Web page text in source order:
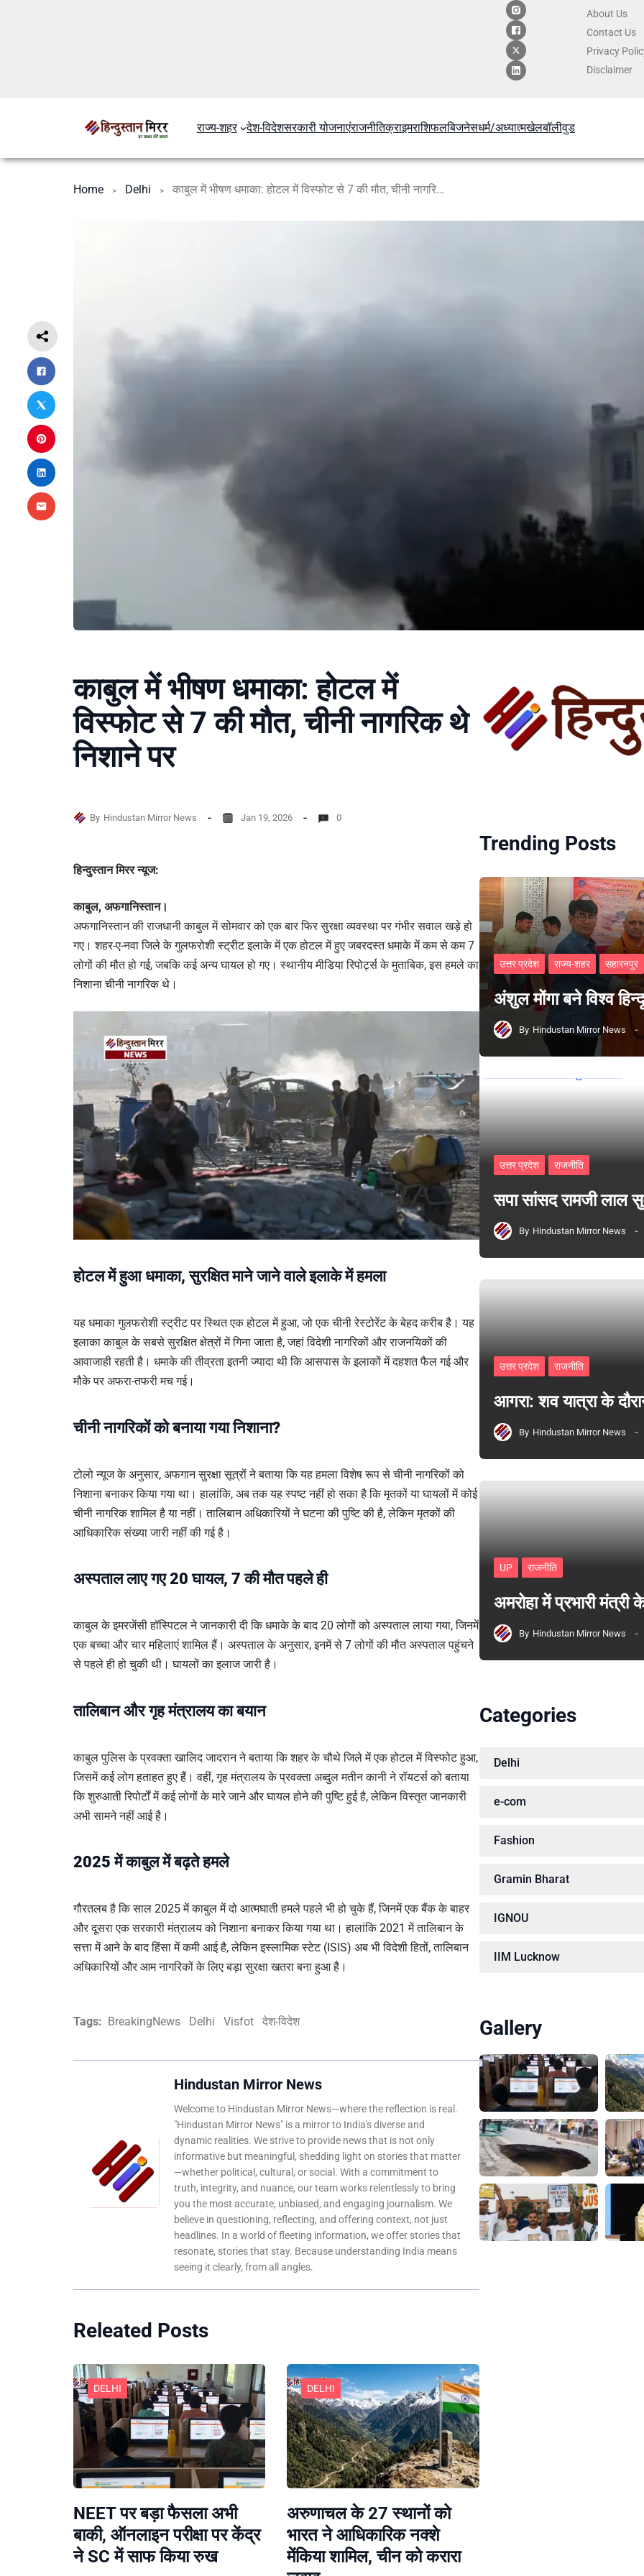
About Us
Contact Us
Privacy
Disclaimer
राज्य-शहर देश-विदेशसरकारी योजनाएंराजनीतिक्राइमराशिफलबिजनेसधर्म/अध्यात्मखेलबॉलीवुड
Home Delhi काबुल में भीषण धमाका: होटल में विस्फोट से 7 की मौत, चीनी नागरिक थे निशाने पर
काबुल में भीषण धमाका: होटल में
विस्फोट से 7 की मौत, चीनी नागरिक थे
निशाने पर
By Hindustan Mirror News Jan 19, 2026 0
हिन्दुस्तान मिरर न्यूज:
काबुल, अफगानिस्तान।
अफगानिस्तान की राजधानी काबुल में सोमवार को एक बार फिर सुरक्षा व्यवस्था पर गंभीर सवाल खड़े हो
गए। शहर-ए-नवा जिले के गुलफरोशी स्ट्रीट इलाके में एक होटल में हुए जबरदस्त धमाके में कम से कम 7
लोगों की मौत हो गई, जबकि कई अन्य घायल हो गए। स्थानीय मीडिया रिपोर्ट्स के मुताबिक, इस हमले का
निशाना चीनी नागरिक थे।
होटल में हुआ धमाका, सुरक्षित माने जाने वाले इलाके में हमला
यह धमाका गुलफरोशी स्ट्रीट पर स्थित एक होटल में हुआ, जो एक चीनी रेस्टोरेंट के बेहद करीब है। यह
इलाका काबुल के सबसे सुरक्षित क्षेत्रों में गिना जाता है, जहां विदेशी नागरिकों और राजनयिकों की
आवाजाही रहती है। धमाके की तीव्रता इतनी ज्यादा थी कि आसपास के इलाकों में दहशत फैल गई और
मौके पर अफरा-तफरी मच गई।
चीनी नागरिकों को बनाया गया निशाना?
टोलो न्यूज के अनुसार, अफगान सुरक्षा सूत्रों ने बताया कि यह हमला विशेष रूप से चीनी नागरिकों को
निशाना बनाकर किया गया था। हालांकि, अब तक यह स्पष्ट नहीं हो सका है कि मृतकों या घायलों में कोई
चीनी नागरिक शामिल है या नहीं। तालिबान अधिकारियों ने घटना की पुष्टि की है, लेकिन मृतकों की
आधिकारिक संख्या जारी नहीं की गई है।
अस्पताल लाए गए 20 घायल, 7 की मौत पहले ही
काबुल के इमरजेंसी हॉस्पिटल ने जानकारी दी कि धमाके के बाद 20 लोगों को अस्पताल लाया गया, जिनमें
एक बच्चा और चार महिलाएं शामिल हैं। अस्पताल के अनुसार, इनमें से 7 लोगों की मौत अस्पताल पहुंचने
से पहले ही हो चुकी थी। घायलों का इलाज जारी है।
तालिबान और गृह मंत्रालय का बयान
काबुल पुलिस के प्रवक्ता खालिद जादरान ने बताया कि शहर के चौथे जिले में एक होटल में विस्फोट हुआ,
जिसमें कई लोग हताहत हुए हैं। वहीं, गृह मंत्रालय के प्रवक्ता अब्दुल मतीन कानी ने रॉयटर्स को बताया
कि शुरुआती रिपोर्टों में कई लोगों के मारे जाने और घायल होने की पुष्टि हुई है, लेकिन विस्तृत जानकारी
अभी सामने नहीं आई है।
2025 में काबुल में बढ़ते हमले
गौरतलब है कि साल 2025 में काबुल में दो आत्मघाती हमले पहले भी हो चुके हैं, जिनमें एक बैंक के बाहर
और दूसरा एक सरकारी मंत्रालय को निशाना बनाकर किया गया था। हालांकि 2021 में तालिबान के
सत्ता में आने के बाद हिंसा में कमी आई है, लेकिन इस्लामिक स्टेट (ISIS) अब भी विदेशी हितों, तालिबान
अधिकारियों और आम नागरिकों के लिए बड़ा सुरक्षा खतरा बना हुआ है।
Tags: BreakingNews Delhi Visfot देश-विदेश
Hindustan Mirror News
Welcome to Hindustan Mirror News—where the reflection is real.
"Hindustan Mirror News" is a mirror to India's diverse and
dynamic realities. We strive to provide news that is not only
informative but meaningful, shedding light on stories that matter
—whether political, cultural, or social. With a commitment to
truth, integrity, and nuance, our team works relentlessly to bring
you the most accurate, unbiased, and engaging journalism. We
believe in questioning, reflecting, and offering context, not just
headlines. In a world of fleeting information, we offer stories that
resonate, stories that stay. Because understanding India means
seeing it clearly, from all angles.
Releated Posts
DELHI
NEET पर बड़ा फैसला अभी
बाकी, ऑनलाइन परीक्षा पर केंद्र
ने SC में साफ किया रुख
DELHI
अरुणाचल के 27 स्थानों को
भारत ने आधिकारिक नक्शे
मेंकिया शामिल, चीन को करारा
Trending Posts
उत्तर प्रदेश राज्य-शहर सहारनपुर
अंशुल मोंगा बने विश्व
By Hindustan Mirror News
उत्तर प्रदेश राजनीति
सपा सांसद रामजी लाल
By Hindustan Mirror News
उत्तर प्रदेश राजनीति
आगरा: शव यात्रा के
By Hindustan Mirror News
UP राजनीति
अमरोहा में प्रभारी
By Hindustan Mirror News
Categories
Delhi
e-com
Fashion
Gramin Bharat
IGNOU
IIM Lucknow
Gallery